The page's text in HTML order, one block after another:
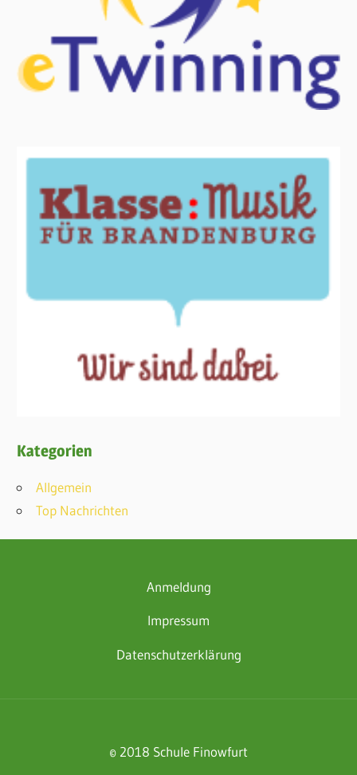
Kategorien
Allgemein
Top Nachrichten
Anmeldung
Impressum
Datenschutzerklärung
© 2018 Schule Finowfurt